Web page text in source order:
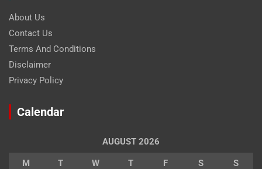
About Us
Contact Us
Terms And Conditions
Disclaimer
Privacy Policy
Calendar
AUGUST 2026
M T W T F S S